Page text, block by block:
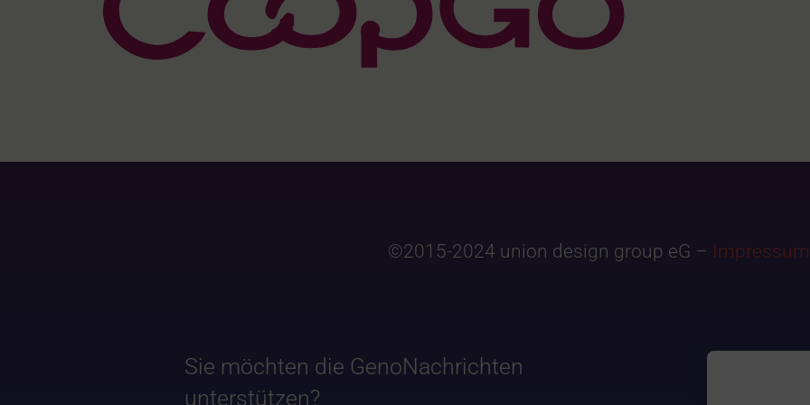
©2015-2024 union design group eG – Impressum
Sie möchten die GenoNachrichten
unterstützen?